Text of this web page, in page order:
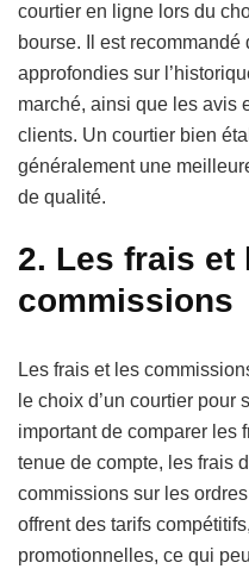
courtier en ligne lors du
bourse. Il est
approfondies sur
marché, ainsi que les avis
clients. Un courtier bien
généralement une
de qualité.
2. Les frais et
commissions
Les frais et les
le choix d’un courtier pour
important de comparer les
tenue de compte, les frais
commissions sur les
offrent des tarifs
promotionnelles, ce qui